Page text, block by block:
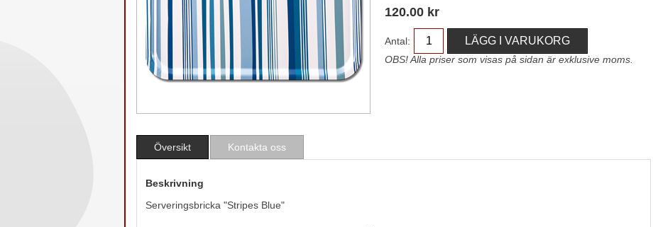
120.00 kr
Antal:
OBS! Alla priser som visas på sidan är exklusive moms.
Översikt Kontakta oss
Beskrivning
Serveringsbricka "Stripes Blue"